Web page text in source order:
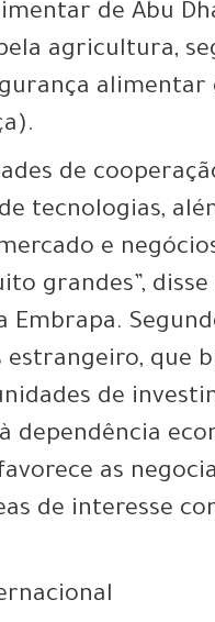
de Abu
agricultura,
alimentar
de
tecnologias,
e
grandes”, disse
Embrapa.
que
de
dependência
as
de interesse